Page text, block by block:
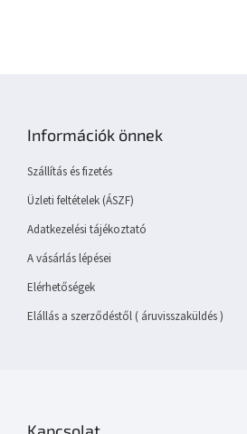
Információk önnek
Szállítás és fizetés
Üzleti feltételek (ÁSZF)
Adatkezelési tájékoztató
A vásárlás lépései
Elérhetőségek
Elállás a szerződéstől ( áruvisszaküldés )